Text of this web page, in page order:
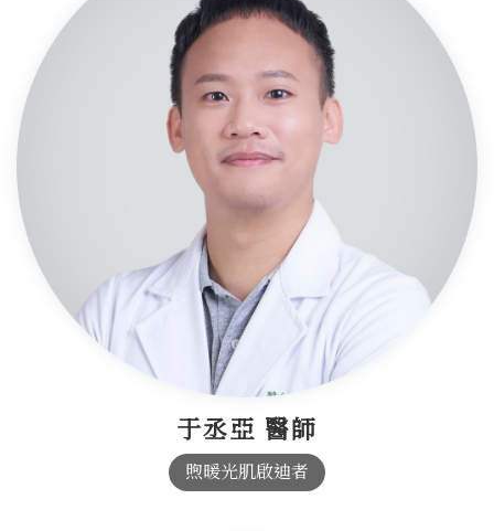
于丞亞 醫師
煦暖光肌啟迪者